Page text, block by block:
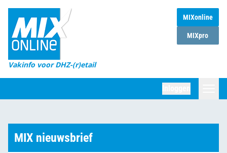
MIXonline
MIXpro
Vakinfo voor DHZ-(r)etail
Home
Magazines
DHZ Sessie
Marktcijfers
MIX nieuwsbrief